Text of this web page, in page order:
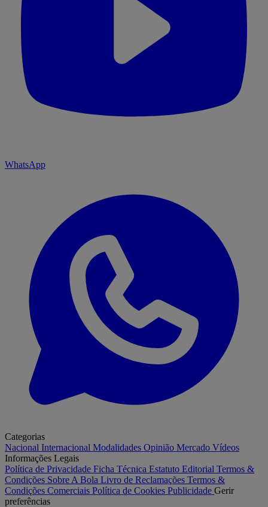
WhatsApp
Categorias
Nacional Internacional Modalidades Opinião Mercado Vídeos
Informações Legais
Política de Privacidade Ficha Técnica Estatuto Editorial Termos &
Condições Sobre A Bola Livro de Reclamações Termos &
Condições Comerciais Política de Cookies Publicidade Gerir
preferências